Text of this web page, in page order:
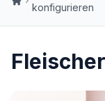
konfigurieren